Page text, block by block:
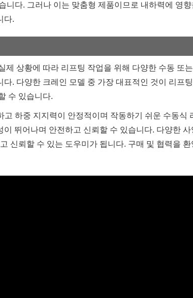
니다. 그러나 이는 맞춤형 제품이므로 내하력에 영
다.
제 상황에 따라 리프팅 작업을 위해 다양한 수동 또
. 다양한 크레인 모델 중 가장 대표적인 것이 리프
수 있습니다.
하중 지지력이 안정적이며 작동하기 쉬운 수동
뛰어나며 안전하고 신뢰할 수 있습니다. 다양한
신뢰할 수 있는 도우미가 됩니다. 구매 및 협력을 환